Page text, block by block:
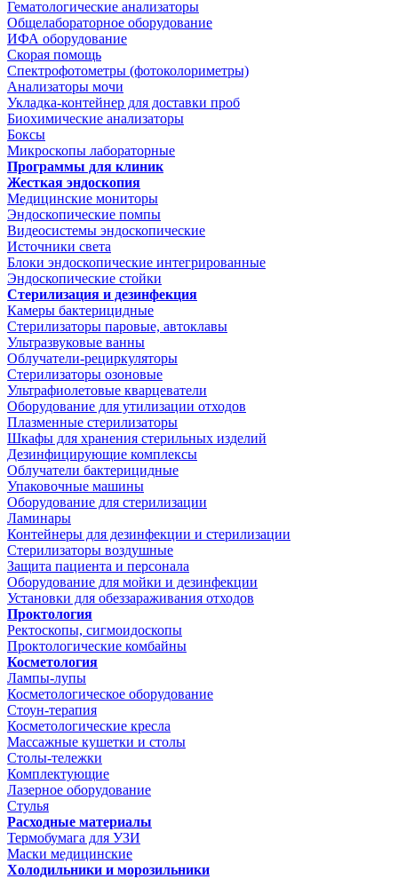
Гематологические анализаторы
Общелабораторное оборудование
ИФА оборудование
Скорая помощь
Спектрофотометры (фотоколориметры)
Анализаторы мочи
Укладка-контейнер для доставки проб
Биохимические анализаторы
Боксы
Микроскопы лабораторные
Программы для клиник
Жесткая эндоскопия
Медицинские мониторы
Эндоскопические помпы
Видеосистемы эндоскопические
Источники света
Блоки эндоскопические интегрированные
Эндоскопические стойки
Стерилизация и дезинфекция
Камеры бактерицидные
Стерилизаторы паровые, автоклавы
Ультразвуковые ванны
Облучатели-рециркуляторы
Стерилизаторы озоновые
Ультрафиолетовые кварцеватели
Оборудование для утилизации отходов
Плазменные стерилизаторы
Шкафы для хранения стерильных изделий
Дезинфицирующие комплексы
Облучатели бактерицидные
Упаковочные машины
Оборудование для стерилизации
Ламинары
Контейнеры для дезинфекции и стерилизации
Стерилизаторы воздушные
Защита пациента и персонала
Оборудование для мойки и дезинфекции
Установки для обеззараживания отходов
Проктология
Ректоскопы, сигмоидоскопы
Проктологические комбайны
Косметология
Лампы-лупы
Косметологическое оборудование
Стоун-терапия
Косметологические кресла
Массажные кушетки и столы
Столы-тележки
Комплектующие
Лазерное оборудование
Стулья
Расходные материалы
Термобумага для УЗИ
Маски медицинские
Холодильники и морозильники